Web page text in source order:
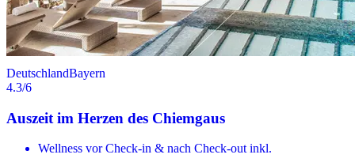
DeutschlandBayern
4.3/6
Auszeit im Herzen des Chiemgaus
Wellness vor Check-in & nach Check-out inkl.